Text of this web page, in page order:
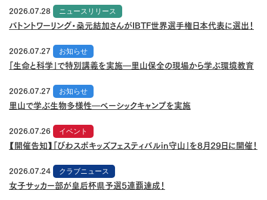
2026.07.28
ニュースリリース
バトントワーリング・桑元結加さんがIBTF世界選手権日本代表に選出！
2026.07.27
お知らせ
「生命と科学」で特別講義を実施―里山保全の現場から学ぶ環境教育
2026.07.27
お知らせ
里山で学ぶ生物多様性―ベーシックキャンプを実施
2026.07.26
イベント
【開催告知】「びわスポキッズフェスティバルin守山」を8月29日に開催！
2026.07.24
クラブニュース
女子サッカー部が皇后杯県予選5連覇達成！